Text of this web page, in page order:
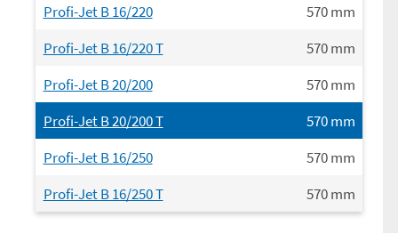
Profi-Jet B 16/220 570mm
Profi-Jet B 16/220 T
570mm
Profi-Jet B 20/200
570mm
Profi-Jet B 20/200 T
570mm
Profi-Jet B 16/250
570mm
Profi-Jet B 16/250 T
570mm